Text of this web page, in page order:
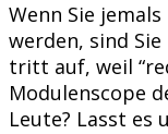
Wenn Sie
werden, sind
tritt auf, weil
Modulenscope
Leute? Lasst es